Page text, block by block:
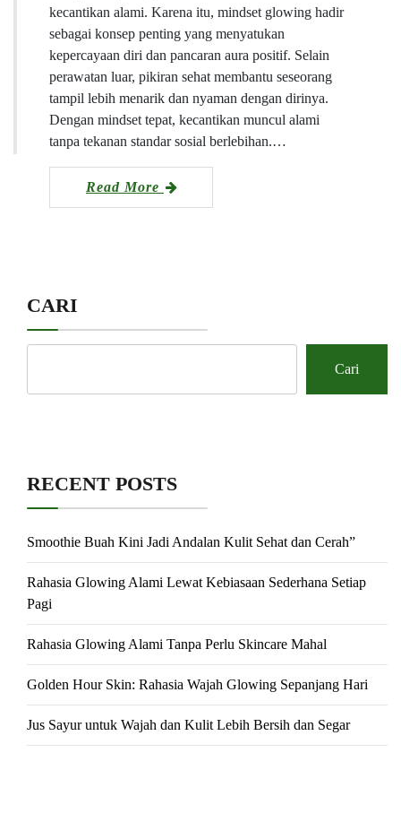
kecantikan alami. Karena itu, mindset glowing hadir
sebagai konsep penting yang menyatukan
kepercayaan diri dan pancaran aura positif. Selain
perawatan luar, pikiran sehat membantu seseorang
tampil lebih menarik dan nyaman dengan dirinya.
Dengan mindset tepat, kecantikan muncul alami
tanpa tekanan standar sosial berlebihan.…
Read More
CARI
Cari
RECENT POSTS
Smoothie Buah Kini Jadi Andalan Kulit Sehat dan Cerah”
Rahasia Glowing Alami Lewat Kebiasaan Sederhana Setiap
Pagi
Rahasia Glowing Alami Tanpa Perlu Skincare Mahal
Golden Hour Skin: Rahasia Wajah Glowing Sepanjang Hari
Jus Sayur untuk Wajah dan Kulit Lebih Bersih dan Segar